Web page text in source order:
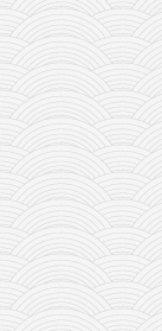
fotke
kontakt